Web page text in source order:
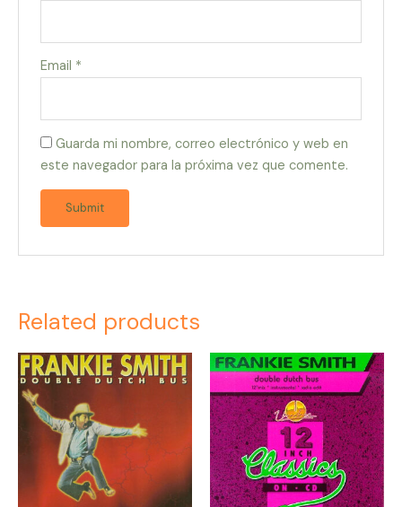
Email *
Guarda mi nombre, correo electrónico y web en
este navegador para la próxima vez que comente.
Related products